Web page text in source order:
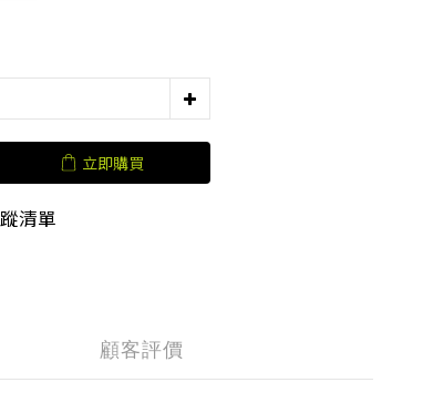
立即購買
清單
顧客評價